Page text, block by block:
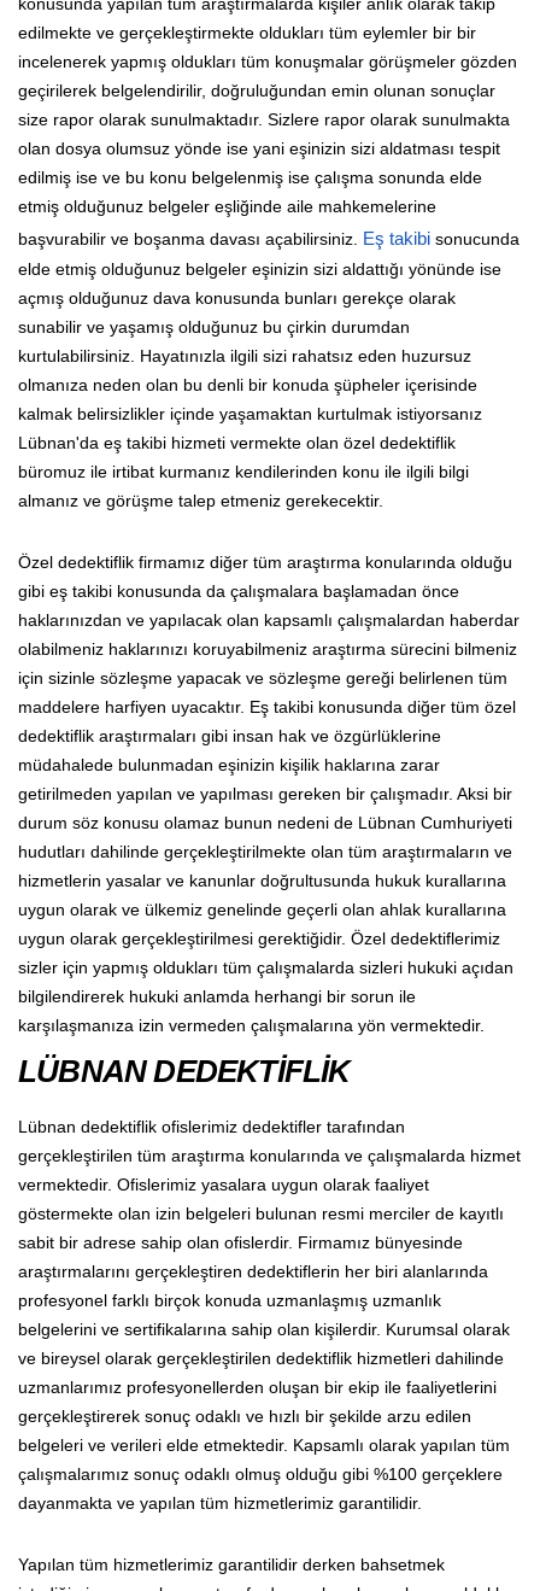
konusunda yapılan tüm araştırmalarda kişiler anlık olarak takip
edilmekte ve gerçekleştirmekte oldukları tüm eylemler bir bir
incelenerek yapmış oldukları tüm konuşmalar görüşmeler gözden
geçirilerek belgelendirilir, doğruluğundan emin olunan sonuçlar
size rapor olarak sunulmaktadır. Sizlere rapor olarak sunulmakta
olan dosya olumsuz yönde ise yani eşinizin sizi aldatması tespit
edilmiş ise ve bu konu belgelenmiş ise çalışma sonunda elde
etmiş olduğunuz belgeler eşliğinde aile mahkemelerine
başvurabilir ve boşanma davası açabilirsiniz. Eş takibi sonucunda
elde etmiş olduğunuz belgeler eşinizin sizi aldattığı yönünde ise
açmış olduğunuz dava konusunda bunları gerekçe olarak
sunabilir ve yaşamış olduğunuz bu çirkin durumdan
kurtulabilirsiniz. Hayatınızla ilgili sizi rahatsız eden huzursuz
olmanıza neden olan bu denli bir konuda şüpheler içerisinde
kalmak belirsizlikler içinde yaşamaktan kurtulmak istiyorsanız
Lübnan'da eş takibi hizmeti vermekte olan özel dedektiflik
büromuz ile irtibat kurmanız kendilerinden konu ile ilgili bilgi
almanız ve görüşme talep etmeniz gerekecektir.
Özel dedektiflik firmamız diğer tüm araştırma konularında olduğu
gibi eş takibi konusunda da çalışmalara başlamadan önce
haklarınızdan ve yapılacak olan kapsamlı çalışmalardan haberdar
olabilmeniz haklarınızı koruyabilmeniz araştırma sürecini bilmeniz
için sizinle sözleşme yapacak ve sözleşme gereği belirlenen tüm
maddelere harfiyen uyacaktır. Eş takibi konusunda diğer tüm özel
dedektiflik araştırmaları gibi insan hak ve özgürlüklerine
müdahalede bulunmadan eşinizin kişilik haklarına zarar
getirilmeden yapılan ve yapılması gereken bir çalışmadır. Aksi bir
durum söz konusu olamaz bunun nedeni de Lübnan Cumhuriyeti
hudutları dahilinde gerçekleştirilmekte olan tüm araştırmaların ve
hizmetlerin yasalar ve kanunlar doğrultusunda hukuk kurallarına
uygun olarak ve ülkemiz genelinde geçerli olan ahlak kurallarına
uygun olarak gerçekleştirilmesi gerektiğidir. Özel dedektiflerimiz
sizler için yapmış oldukları tüm çalışmalarda sizleri hukuki açıdan
bilgilendirerek hukuki anlamda herhangi bir sorun ile
karşılaşmanıza izin vermeden çalışmalarına yön vermektedir.
LÜBNAN DEDEKTİFLİK
Lübnan dedektiflik ofislerimiz dedektifler tarafından
gerçekleştirilen tüm araştırma konularında ve çalışmalarda hizmet
vermektedir. Ofislerimiz yasalara uygun olarak faaliyet
göstermekte olan izin belgeleri bulunan resmi merciler de kayıtlı
sabit bir adrese sahip olan ofislerdir. Firmamız bünyesinde
araştırmalarını gerçekleştiren dedektiflerin her biri alanlarında
profesyonel farklı birçok konuda uzmanlaşmış uzmanlık
belgelerini ve sertifikalarına sahip olan kişilerdir. Kurumsal olarak
ve bireysel olarak gerçekleştirilen dedektiflik hizmetleri dahilinde
uzmanlarımız profesyonellerden oluşan bir ekip ile faaliyetlerini
gerçekleştirerek sonuç odaklı ve hızlı bir şekilde arzu edilen
belgeleri ve verileri elde etmektedir. Kapsamlı olarak yapılan tüm
çalışmalarımız sonuç odaklı olmuş olduğu gibi %100 gerçeklere
dayanmakta ve yapılan tüm hizmetlerimiz garantilidir.
Yapılan tüm hizmetlerimiz garantilidir derken bahsetmek